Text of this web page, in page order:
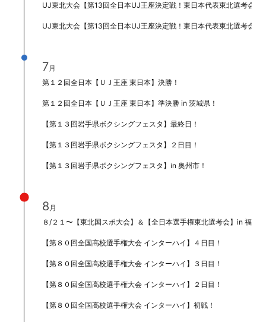
UJ東北大会【第13回全日本UJ王座決定戦！東日本代表東北選考会】
UJ東北大会【第13回全日本UJ王座決定戦！東日本代表東北選考会】
7月
第１２回全日本【ＵＪ王座 東日本】決勝！
第１２回全日本【ＵＪ王座 東日本】準決勝 in 茨城県！
【第１３回岩手県ボクシングフェスタ】最終日！
【第１３回岩手県ボクシングフェスタ】２日目！
【第１３回岩手県ボクシングフェスタ】in 奥州市！
8 月
８/２１〜【東北国スポ大会】＆【全日本選手権東北選考会】in 福島
【第８０回全国高校選手権大会 インターハイ】４日目！
【第８０回全国高校選手権大会 インターハイ】３日目！
【第８０回全国高校選手権大会 インターハイ】２日目！
【第８０回全国高校選手権大会 インターハイ】初戦！